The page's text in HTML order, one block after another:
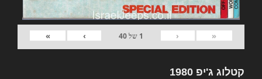
«
‹
1 של40
›
»
קטלוג ג'יפ 1980